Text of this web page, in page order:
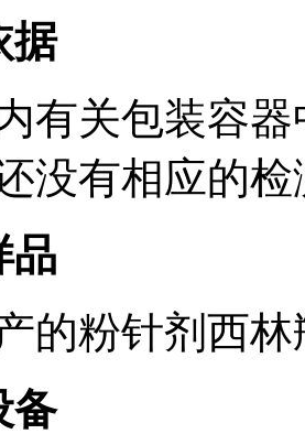
据
有关包装容
没有相应的
品
的粉针剂西
备